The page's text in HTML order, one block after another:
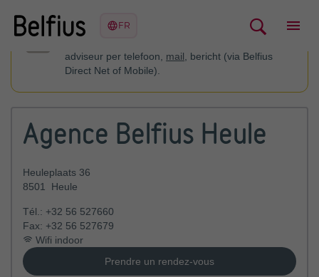
adviseur per telefoon, mail , bericht (via Belfius
Direct Net of Mobile).
Agence Belfius Heule
Heuleplaats 36
8501
Heule
Tél.: +32 56 527660
Fax: +32 56 527679
Wifi indoor
Prendre un rendez-vous